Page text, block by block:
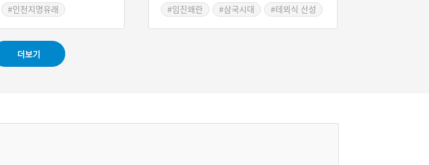
#인천지명유래
산성의 전체 길이는 1180m이고, 성곽 유적으로
#임진왜란
#삼국시대 #테뫼식 산성
더보기